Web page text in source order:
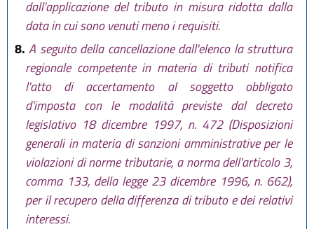
dall'applicazione del tributo in misura ridotta dalla
data in cui sono venuti meno i requisiti.
8. A seguito della cancellazione dall'elenco la struttura
regionale competente in materia di tributi notifica
l'atto di accertamento al soggetto obbligato
d'imposta con le modalità previste dal decreto
legislativo 18 dicembre 1997, n. 472 (Disposizioni
generali in materia di sanzioni amministrative per le
violazioni di norme tributarie, a norma dell'articolo 3,
comma 133, della legge 23 dicembre 1996, n. 662),
per il recupero della differenza di tributo e dei relativi
interessi.